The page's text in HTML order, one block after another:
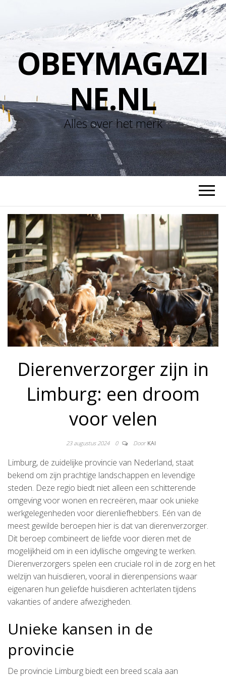
OBEYMAGAZI
NE.NL
Alles over het merk
Dierenverzorger zijn in
Limburg: een droom
voor velen
23 augustus 2024 0 Door KAI
Limburg, de zuidelijke provincie van Nederland, staat
bekend om zijn prachtige landschappen en levendige
steden. Deze regio biedt niet alleen een schitterende
omgeving voor wonen en recreëren, maar ook unieke
werkgelegenheden voor dierenliefhebbers. Eén van de
meest gewilde beroepen hier is dat van dierenverzorger.
Dit beroep combineert de liefde voor dieren met de
mogelijkheid om in een idyllische omgeving te werken.
Dierenverzorgers spelen een cruciale rol in de zorg en het
welzijn van huisdieren, vooral in dierenpensions waar
eigenaren hun geliefde huisdieren achterlaten tijdens
vakanties of andere afwezigheden.
Unieke kansen in de
provincie
De provincie Limburg biedt een breed scala aan